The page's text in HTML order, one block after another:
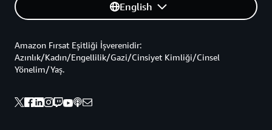
English
Amazon Fırsat Eşitliği İşverenidir:
Azınlık/Kadın/Engellilik/Gazi/Cinsiyet Kimliği/Cinsel
Yönelim/Yaş.